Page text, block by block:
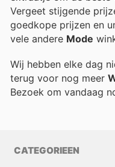
Vergeet stijgende
goedkope prijzen en
vele andere Mode
Wij hebben elke dag
terug voor nog meer
Bezoek om vandaag
CATEGORIEEN